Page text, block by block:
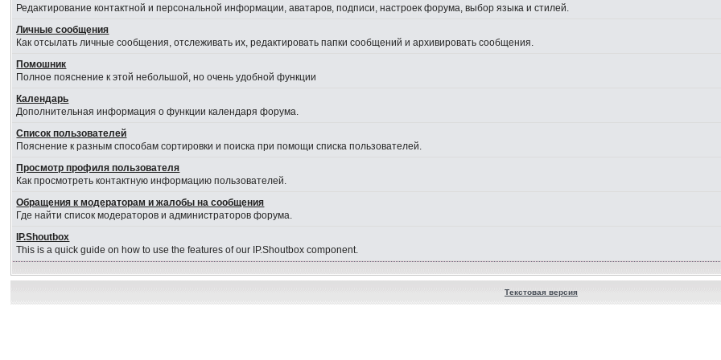
Редактирование контактной и персональной информации, аватаров, подписи, настроек форума, выбор языка и стилей.
Личные сообщения
Как отсылать личные сообщения, отслеживать их, редактировать папки сообщений и архивировать сообщения.
Помошник
Полное пояснение к этой небольшой, но очень удобной функции
Календарь
Дополнительная информация о функции календаря форума.
Список пользователей
Пояснение к разным способам сортировки и поиска при помощи списка пользователей.
Просмотр профиля пользователя
Как просмотреть контактную информацию пользователей.
Обращения к модераторам и жалобы на сообщения
Где найти список модераторов и администраторов форума.
IP.Shoutbox
This is a quick guide on how to use the features of our IP.Shoutbox component.
Текстовая версия